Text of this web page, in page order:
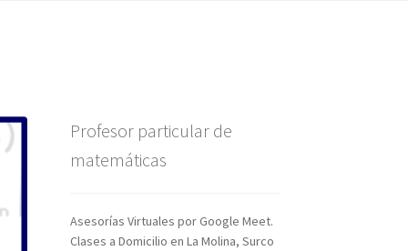
Profesor particular de
matemáticas
Asesorías Virtuales por Google Meet.
Clases a Domicilio en La Molina, Surco